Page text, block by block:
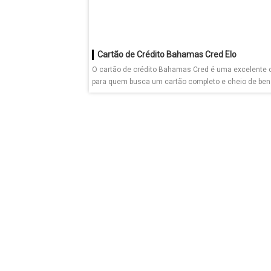
Cartão de Crédito Bahamas Cred Elo
O cartão de crédito Bahamas Cred é uma excelente
para quem busca um cartão completo e cheio de